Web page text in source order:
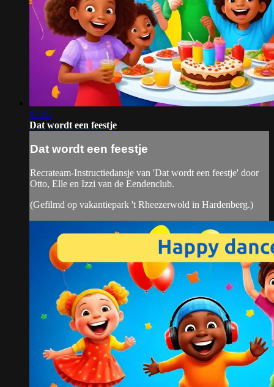
02:55
Dat wordt een feestje
Dat wordt een feestje
Recrateam-Instructiedansje van 'Dat wordt een feestje' door
Otto, Elle en Izzi van de Eendenclub.
(Gefilmd op vakantiepark 't Rheezerwold in Hardenberg.)